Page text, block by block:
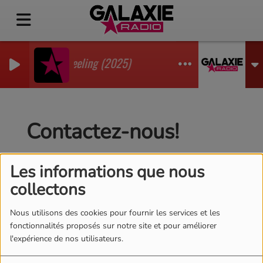
Les informations que nous
collectons
Nous utilisons des cookies pour fournir les services et les
fonctionnalités proposés sur notre site et pour améliorer
l'expérience de nos utilisateurs.
Eddsax - Feeling (2025)
Contactez-nous!
Nom*
Email*